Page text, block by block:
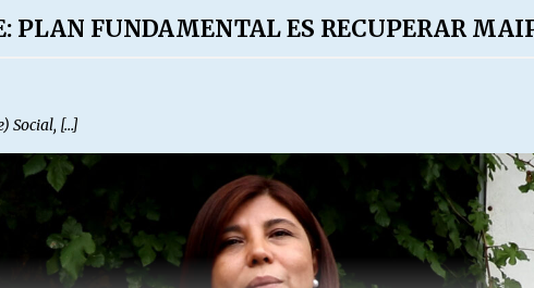
PLAN FUNDAMENTAL ES RECUPERAR
Social, […]